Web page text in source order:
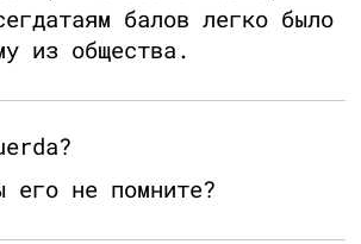
балов легко было
из общества.
его не помните?